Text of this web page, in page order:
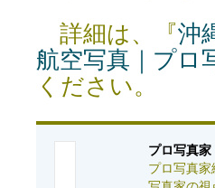
詳細は、『沖
航空写真｜プロ
ください。
プロ写真
プロ写真